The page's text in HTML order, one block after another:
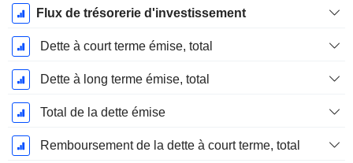
Flux de trésorerie d'investissement
Dette à court terme émise, total
Dette à long terme émise, total
Total de la dette émise
Remboursement de la dette à court terme, total